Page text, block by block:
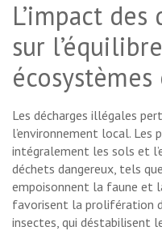
L’impact des
sur
Les décharges illégales
l’environnement local.
intégralement les sols et
déchets dangereux, tels
empoisonnent la faune et
favorisent la prolifération
insectes, qui déstabilisent